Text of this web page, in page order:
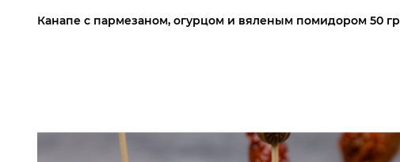
Канапе с пармезаном, огурцом и вяленым помидором 50 гр